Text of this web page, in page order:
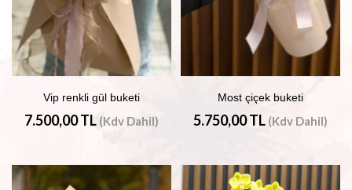
Vip renkli gül buketi
7.500,00 TL (Kdv Dahil)
Most çiçek buketi
5.750,00 TL (Kdv Dahil)